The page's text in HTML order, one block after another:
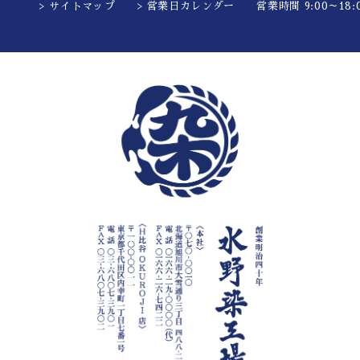
> サイトマップ > 営業日カレンダー 営業時間 9:00～